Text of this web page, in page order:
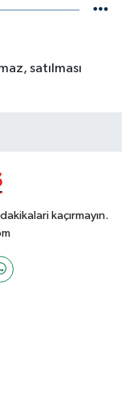
satılması
kaçırmayın.